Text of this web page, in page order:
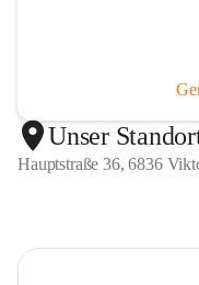
Unser
Hauptstraße 36, 6836